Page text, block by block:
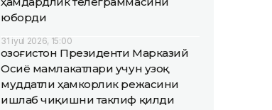
юборди
31 iyul 2026, 15:00
Қозоғистон Президенти Марказий
Осиё мамлакатлари учун узоқ
муддатли ҳамкорлик режасини
ишлаб чиқишни таклиф қилди